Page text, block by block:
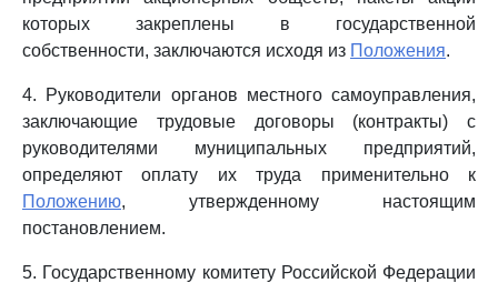
которых закреплены в государственной
собственности, заключаются исходя из Положения.
4. Руководители органов местного самоуправления,
заключающие трудовые договоры (контракты) с
руководителями муниципальных предприятий,
определяют оплату их труда применительно к
Положению, утвержденному настоящим
постановлением.
5. Государственному комитету Российской Федерации